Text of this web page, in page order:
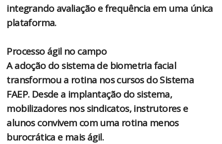
integrando avaliação e frequência em uma única
plataforma.
Processo ágil no campo
A adoção do sistema de biometria facial
transformou a rotina nos cursos do Sistema
FAEP. Desde a implantação do sistema,
mobilizadores nos sindicatos, instrutores e
alunos convivem com uma rotina menos
burocrática e mais ágil.